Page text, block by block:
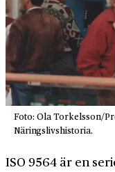
Foto: Ola Torkelsson/
Näringslivshistoria.
ISO 9564 är en